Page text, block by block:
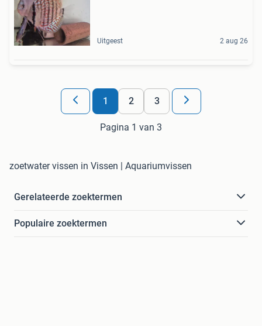
Uitgeest 2 aug 26
1 2 3
Pagina 1 van 3
zoetwater vissen in Vissen | Aquariumvissen
Gerelateerde zoektermen
Populaire zoektermen